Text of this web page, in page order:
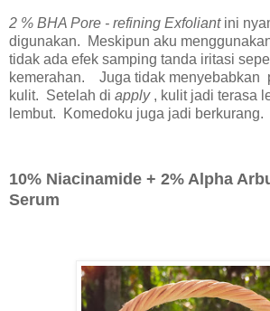
2 % BHA Pore - refining Exfoliantini
digunakan. Meskipun aku
tidak ada efek samping tanda iritasi
kemerahan. Juga tidak menyebabkan
kulit. Setelah di apply, kulit jadi terasa
lembut. Komedoku juga jadi berkurang.
10% Niacinamide + 2% Alpha
Serum